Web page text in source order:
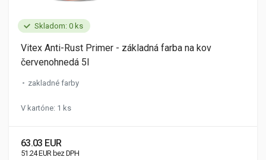
Skladom: 0 ks
Vitex Anti-Rust Primer - základná farba na kov
červenohnedá 5l
zakladné farby
V kartóne: 1 ks
63.03 EUR
51.24 EUR bez DPH